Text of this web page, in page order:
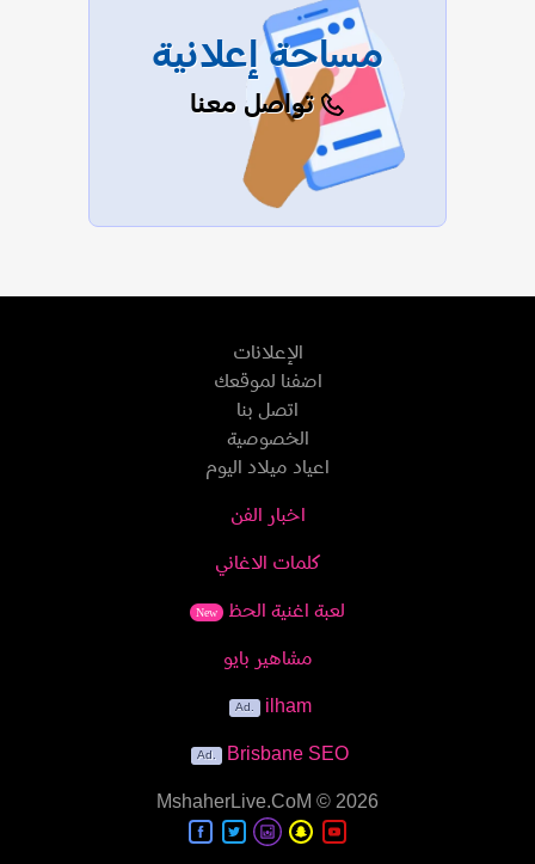
مساحة إعلانية
تواصل معنا
الإعلانات
اضفنا لموقعك
اتصل بنا
الخصوصية
اعياد ميلاد اليوم
اخبار الفن
كلمات الاغاني
لعبة اغنية الحظ New
مشاهير بايو
ilham
Brisbane SEO
MshaherLive.CoM © 2026